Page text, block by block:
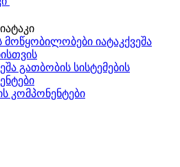
მოწყობილობები იატაკქვეშა
გათბობის სისტემების
კომპონენტები